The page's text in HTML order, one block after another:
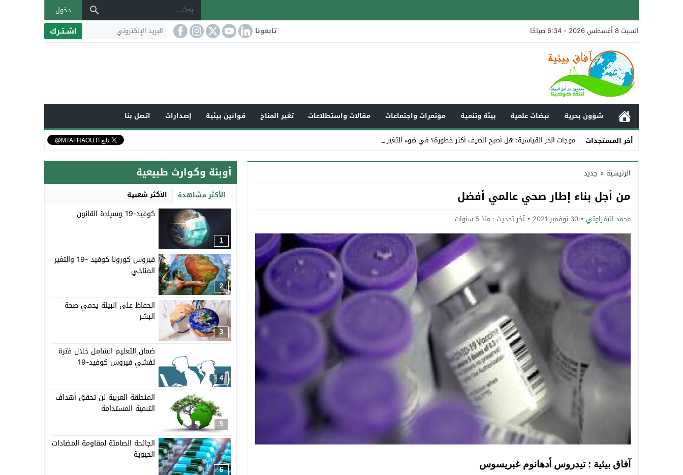
دخول
السبت 8 أغسطس 2026 - 6:34 صباحًا
تابعونا اشـتـرك
شؤون بحرية نبضات علمية بيئة وتنمية مؤتمرات واجتماعات مقالات واستطلاعات تغير المناخ قوانين بيئية إصدارات
اتصل بنا
أخر المستجدات
موجات الحر القياسية: هل أصبح الصيف أكثر خطورة؟ في ضوء التغير المناخي العالمي_
Stop
Next
الرئيسية » جديد
من أجل بناء إطار صحي عالمي أفضل
محمد التفراوتي 30 نوفمبر 2021 آخر تحديث : منذ 5 سنوات
آفاق بيئية : تيدروس أدهانوم غبريسوس
أوبئة وكوارث طبيعية
الأكثر مشاهدة الأكثر شعبية
1
كوفيد-19 وسيادة القانون
2
فيروس كورونا كوفيد -19 والتغير
المناخي
3
الحفاظ على البيئة يحمي صحة
البشر
4
ضمان التعليم الشامل خلال فترة
تفشي فيروس كوفيد-19
5
المنطقة العربية لن تحقق أهداف
التنمية المستدامة
6
الجائحة الصامتة لمقاومة المضادات
الحيوية